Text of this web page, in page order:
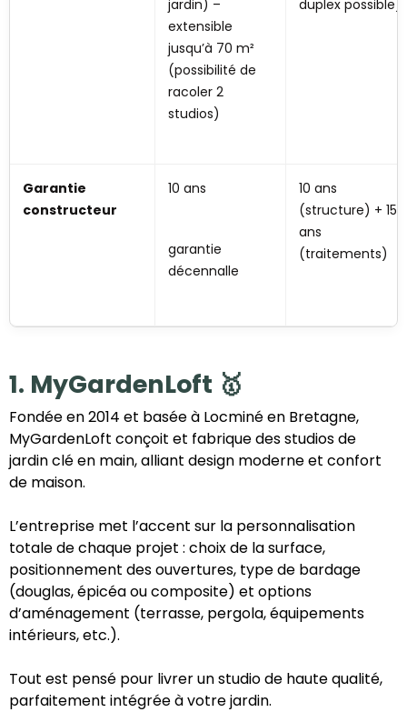
jardin) –
extensible
jusqu’à 70 m²
(possibilité de
racoler 2
studios)
duplex possible)
Garantie
constructeur
10 ans
garantie
décennalle
10 ans
(structure) + 15
ans
(traitements)
1. MyGardenLoft 🥇
Fondée en 2014 et basée à Locminé en Bretagne,
MyGardenLoft conçoit et fabrique des studios de
jardin clé en main, alliant design moderne et confort
de maison.
L’entreprise met l’accent sur la personnalisation
totale de chaque projet : choix de la surface,
positionnement des ouvertures, type de bardage
(douglas, épicéa ou composite) et options
d’aménagement (terrasse, pergola, équipements
intérieurs, etc.).
Tout est pensé pour livrer un studio de haute qualité,
parfaitement intégrée à votre jardin.